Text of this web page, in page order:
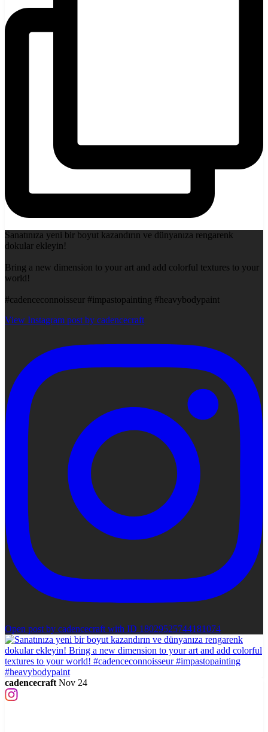
Sanatınıza yeni bir boyut kazandırın ve dünyanıza rengarenk
dokular ekleyin!
Bring a new dimension to your art and add colorful textures to your
world!
#cadenceconnoisseur #impastopainting #heavybodypaint
View Instagram post by cadencecraft
Open post by cadencecraft with ID 18029525744181074
cadencecraft Nov 24